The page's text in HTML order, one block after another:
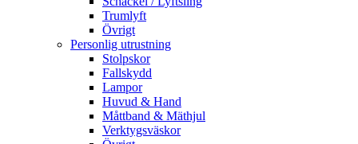
Trumlyft
Övrigt
Personlig utrustning
Stolpskor
Fallskydd
Lampor
Huvud & Hand
Måttband & Mäthjul
Verktygsväskor